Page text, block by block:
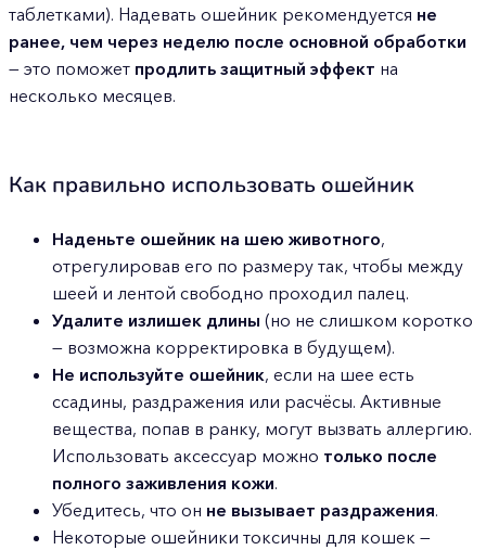
таблетками). Надевать ошейник рекомендуется не
ранее, чем через неделю после основной обработки
— это поможет продлить защитный эффект на
несколько месяцев.
Как правильно использовать ошейник
Наденьте ошейник на шею животного,
отрегулировав его по размеру так, чтобы между
шеей и лентой свободно проходил палец.
Удалите излишек длины (но не слишком коротко
— возможна корректировка в будущем).
Не используйте ошейник, если на шее есть
ссадины, раздражения или расчёсы. Активные
вещества, попав в ранку, могут вызвать аллергию.
Использовать аксессуар можно только после
полного заживления кожи.
Убедитесь, что он не вызывает раздражения.
Некоторые ошейники токсичны для кошек —